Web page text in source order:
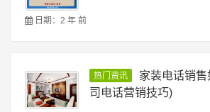
日期：2 年 前
热门资讯
家装电话销
司电话营销技巧)